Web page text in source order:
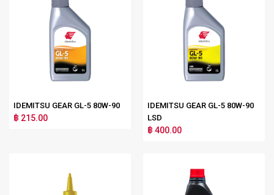
IDEMITSU GEAR GL-5 80W-90
฿ 215.00
IDEMITSU GEAR GL-5 80W-90
LSD
฿ 400.00